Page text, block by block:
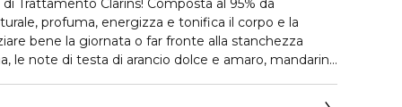
Trattamento Clarins! Composta al 95% da
profuma, energizza e tonifica il corpo e la
bene la giornata o far fronte alla stanchezza
e noce moscata, abbinate a effluvi di patchouli,